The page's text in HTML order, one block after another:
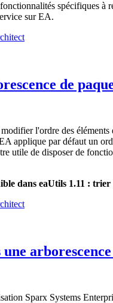
spécifiques à
sur EA.
de
l'ordre des
applique par défaut un
utile de disposer de
dans eaUtils 1.11 :
Sparx Systems